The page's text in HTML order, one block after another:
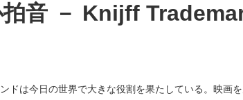
音 － Knijff
ドは今日の世界で大きな役割を果たしている。映画